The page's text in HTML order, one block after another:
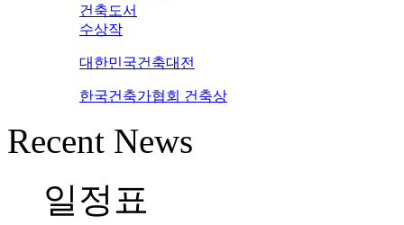
건축도서
수상작
대한민국건축대전
한국건축가협회 건축상
Recent News
일정표